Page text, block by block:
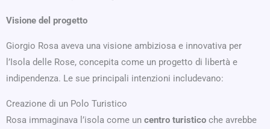
Visione del progetto
Giorgio Rosa aveva una visione ambiziosa e innovativa per
l’Isola delle Rose, concepita come un progetto di libertà e
indipendenza. Le sue principali intenzioni includevano:
Creazione di un Polo Turistico
Rosa immaginava l’isola come un centro turistico che avrebbe